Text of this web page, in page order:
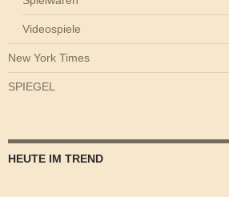
Videospiele
New York Times
SPIEGEL
HEUTE IM TREND